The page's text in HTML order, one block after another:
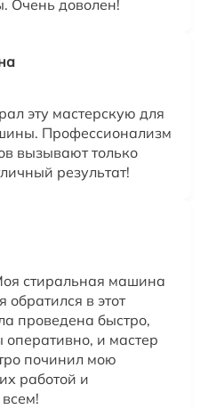
Очень доволен!
эту мастерскую для
Профессионализм
вызывают только
результат!
стиральная машина
в этот
проведена быстро,
и мастер
починил мою
работой и